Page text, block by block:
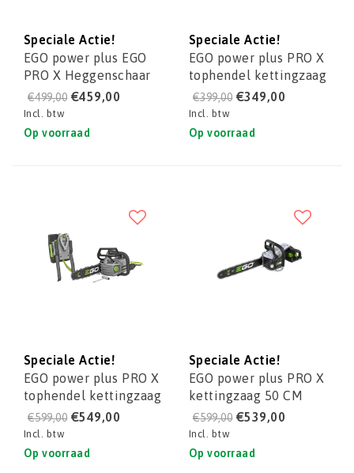
Speciale Actie!
EGO power plus EGO
PRO X Heggenschaar
53 CM met lange
reikwijdte HTX5300-
PA
€499,00 €459,00
Incl. btw
Op voorraad
Speciale Actie!
EGO power plus PRO X
tophendel kettingzaag
CSX3000
€399,00 €349,00
Incl. btw
Op voorraad
Speciale Actie!
EGO power plus PRO X
tophendel kettingzaag
(KIT) CSX3002
€599,00 €549,00
Incl. btw
Op voorraad
Speciale Actie!
EGO power plus PRO X
kettingzaag 50 CM
met achterhandgreep
CSX5000
€599,00 €539,00
Incl. btw
Op voorraad